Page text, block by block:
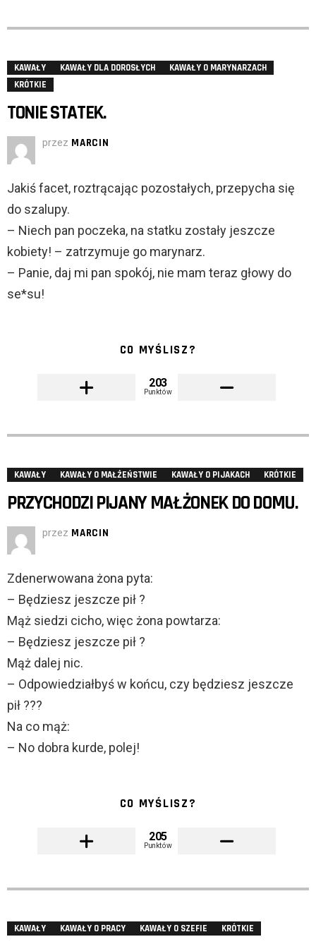
KAWAŁY KAWAŁY DLA DOROSŁYCH
KAWAŁY O MARYNARZACH
KRÓTKIE
TONIE STATEK.
przez MARCIN
Jakiś facet, roztrącając pozostałych, przepycha się
do szalupy.
– Niech pan poczeka, na statku zostały jeszcze
kobiety! – zatrzymuje go marynarz.
– Panie, daj mi pan spokój, nie mam teraz głowy do
se*su!
CO MYŚLISZ?
203
Punktów
KAWAŁY KAWAŁY O MAŁŻEŃSTWIE KAWAŁY O PIJAKACH KRÓTKIE
PRZYCHODZI PIJANY MAŁŻONEK DO DOMU.
przez MARCIN
Zdenerwowana żona pyta:
– Będziesz jeszcze pił ?
Mąż siedzi cicho, więc żona powtarza:
– Będziesz jeszcze pił ?
Mąż dalej nic.
– Odpowiedziałbyś w końcu, czy będziesz jeszcze
pił ???
Na co mąż:
– No dobra kurde, polej!
CO MYŚLISZ?
205
Punktów
KAWAŁY KAWAŁY O PRACY KAWAŁY O SZEFIE KRÓTKIE